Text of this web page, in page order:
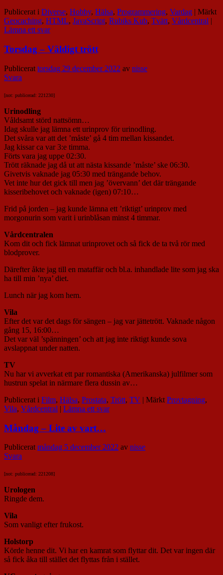
Publicerat i Diverse, Hobby, Hälsa, Programmering, Vardag | Märkt
Geocaching, HTML, JavaScript, Rubiks Kub, Tvätt, Vårdcentral |
Lämna ett svar
Torsdag – Väldigt trött
Publicerat torsdag 29 december 2022 av nisse
Svara
[not: publicerad: 221230]
Urinodling
Våldsamt störd nattsömn…
Idag skulle jag lämna ett urinprov för urinodling.
Det svåra var att det ’måste’ gå 4 tim mellan kissandet.
Jag kissar ca var 3:e timma.
Förts vara jag uppe 02:30.
Trött räknade jag då ut att nästa kissande ’måste’ ske 06:30.
Givetvis vaknade jag 05:30 med trängande behov.
Vet inte hur det gick till men jag ’övervann’ det där trängande
kisseribehovet och vaknade (igen) 07:10…
Frid på jorden – jag kunde lämna ett ’riktigt’ urinprov med
morgonurin som varit i urinblåsan minst 4 timmar.
Vårdcentralen
Kom dit och fick lämnat urinprovet och så fick de ta två rör med
blodprover.
Därefter åkte jag till en mataffär och bl.a. inhandlade lite som jag ska
ha till min ’nya’ diet.
Lunch när jag kom hem.
Vila
Efter det var det dags för sängen – jag var jättetrött. Vaknade någon
gång 15, 16:00…
Det var väl ’spänningen’ och att jag inte riktigt kunde sova
avslappnat under natten.
TV
Nu har vi avverkat ett par romantiska (Amerikanska) julfilmer som
hustrun spelat in närmare flera dussin av…
Publicerat i Film, Hälsa, Prostata, Trött, TV | Märkt Provtagning,
Vila, Vårdcentral | Lämna ett svar
Måndag – Lite av vart…
Publicerat måndag 5 december 2022 av nisse
Svara
[not: publicerad: 221208]
Urologen
Ringde dem.
Vila
Som vanligt efter frukost.
Holstorp
Körde henne dit. Vi har en kamrat som flyttar dit. Det var ingen där
så fick åka till stället det flyttas från i stället.